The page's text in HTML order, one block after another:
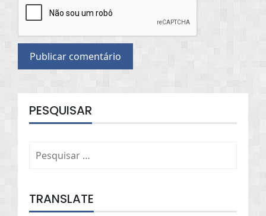
PESQUISAR
por:
TRANSLATE